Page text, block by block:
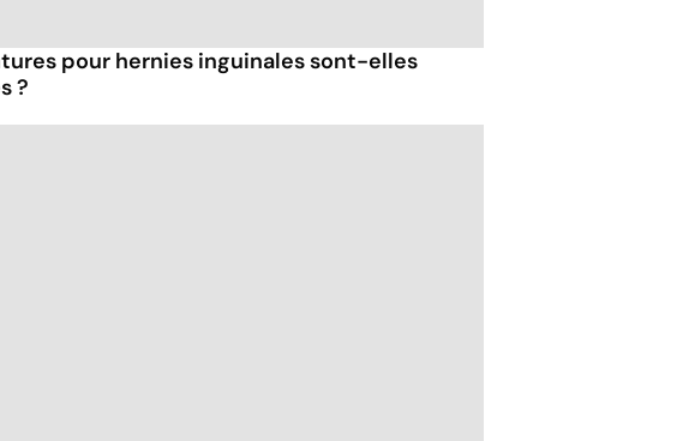
pour hernies inguinales sont-elles
?